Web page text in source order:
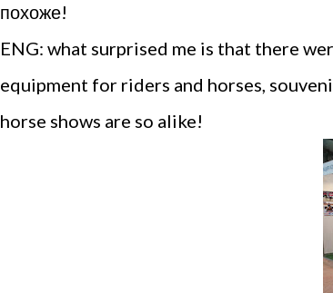
похоже!
ENG: what surprised me is that there
equipment for riders and horses,
horse shows are so alike!